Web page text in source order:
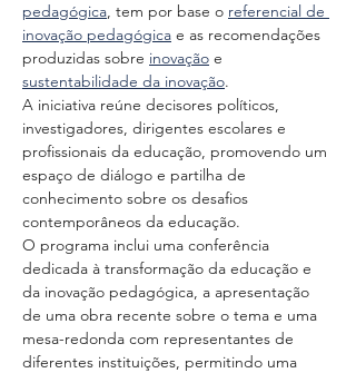
pedagógica, tem por base o referencial de
inovação pedagógica e as recomendações
produzidas sobre inovação e
sustentabilidade da inovação.
A iniciativa reúne decisores políticos,
investigadores, dirigentes escolares e
profissionais da educação, promovendo um
espaço de diálogo e partilha de
conhecimento sobre os desafios
contemporâneos da educação.
O programa inclui uma conferência
dedicada à transformação da educação e
da inovação pedagógica, a apresentação
de uma obra recente sobre o tema e uma
mesa-redonda com representantes de
diferentes instituições, permitindo uma